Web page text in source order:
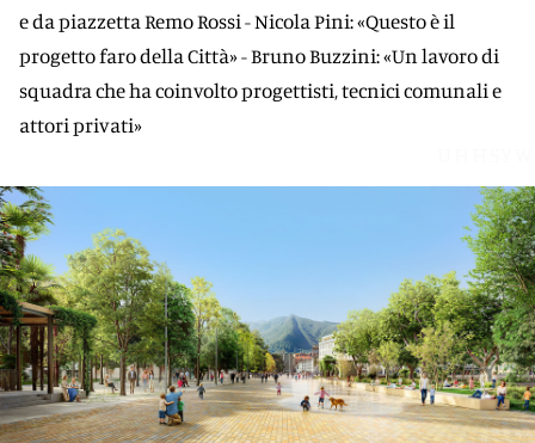
e da piazzetta Remo Rossi - Nicola Pini: «Questo è il
progetto faro della Città» - Bruno Buzzini: «Un lavoro di
squadra che ha coinvolto progettisti, tecnici comunali e
attori privati»